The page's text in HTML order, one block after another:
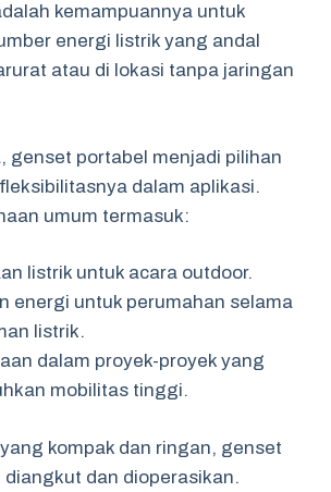
kemampuannya untuk
energi listrik yang andal
atau di lokasi tanpa jaringan
genset portabel menjadi pilihan
dalam aplikasi.
umum termasuk:
listrik untuk acara outdoor.
energi untuk perumahan selama
listrik.
dalam proyek-proyek yang
mobilitas tinggi.
kompak dan ringan, genset
dan dioperasikan.